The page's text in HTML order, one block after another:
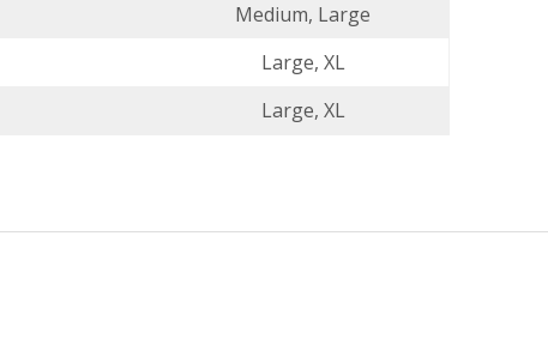
Medium, Large
Large, XL
Large, XL